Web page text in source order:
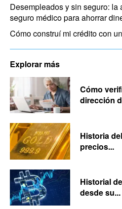
Desempleados y sin seguro: la
seguro médico para ahorrar
Cómo construí mi crédito con
Explorar más
Cómo
dirección
Historia
precios...
Historial
desde su...